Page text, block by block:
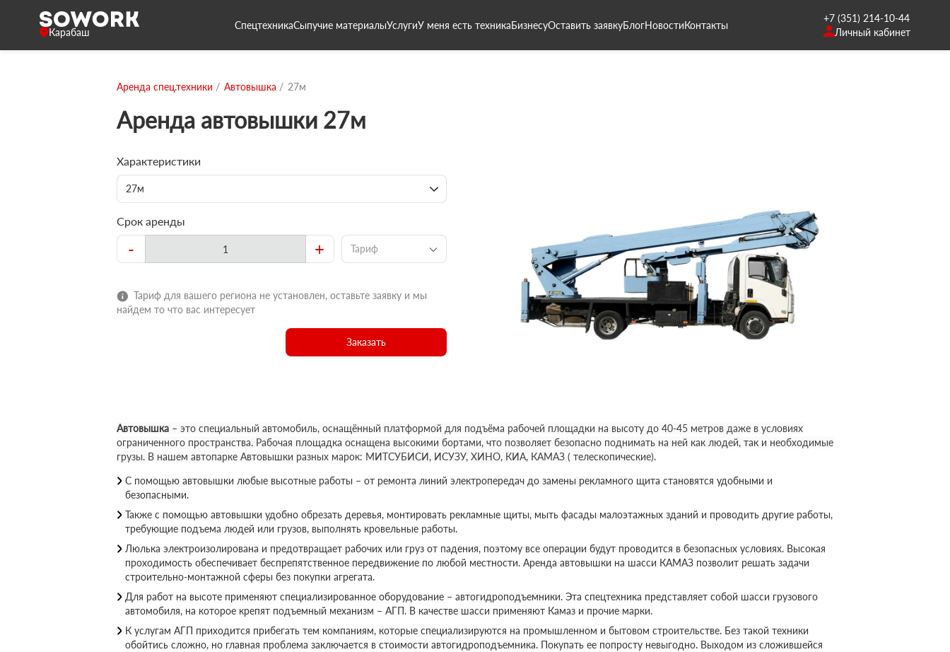
Карабаш
СпецтехникаСыпучие материалыУслугиУ меня есть техникаБизнесуОставить заявкуБлогНовостиКонтакты
+7 (351) 214-10-44
Личный кабинет
Аренда спец.техники Автовышка 27м
Аренда автовышки 27м
Характеристики
27м
Срок аренды
- + Тариф
Тариф для вашего региона не установлен, оставьте заявку и мы
найдем то что вас интересует
Заказать
Автовышка – это специальный автомобиль, оснащённый платформой для подъёма рабочей площадки на высоту до 40-45 метров даже в условиях
ограниченного пространства. Рабочая площадка оснащена высокими бортами, что позволяет безопасно поднимать на ней как людей, так и необходимые
грузы. В нашем автопарке Автовышки разных марок: МИТСУБИСИ, ИСУЗУ, ХИНО, КИА, КАМАЗ ( телескопические).
С помощью автовышки любые высотные работы – от ремонта линий электропередач до замены рекламного щита становятся удобными и
безопасными.
Также с помощью автовышки удобно обрезать деревья, монтировать рекламные щиты, мыть фасады малоэтажных зданий и проводить другие работы,
требующие подъема людей или грузов, выполнять кровельные работы.
Люлька электроизолирована и предотвращает рабочих или груз от падения, поэтому все операции будут проводится в безопасных условиях. Высокая
проходимость обеспечивает беспрепятственное передвижение по любой местности. Аренда автовышки на шасси КАМАЗ позволит решать задачи
строительно-монтажной сферы без покупки агрегата.
Для работ на высоте применяют специализированное оборудование – автогидроподъемники. Эта спецтехника представляет собой шасси грузового
автомобиля, на которое крепят подъемный механизм – АГП. В качестве шасси применяют Камаз и прочие марки.
К услугам АГП приходится прибегать тем компаниям, которые специализируются на промышленном и бытовом строительстве. Без такой техники
обойтись сложно, но главная проблема заключается в стоимости автогидроподъемника. Покупать ее попросту невыгодно. Выходом из сложившейся